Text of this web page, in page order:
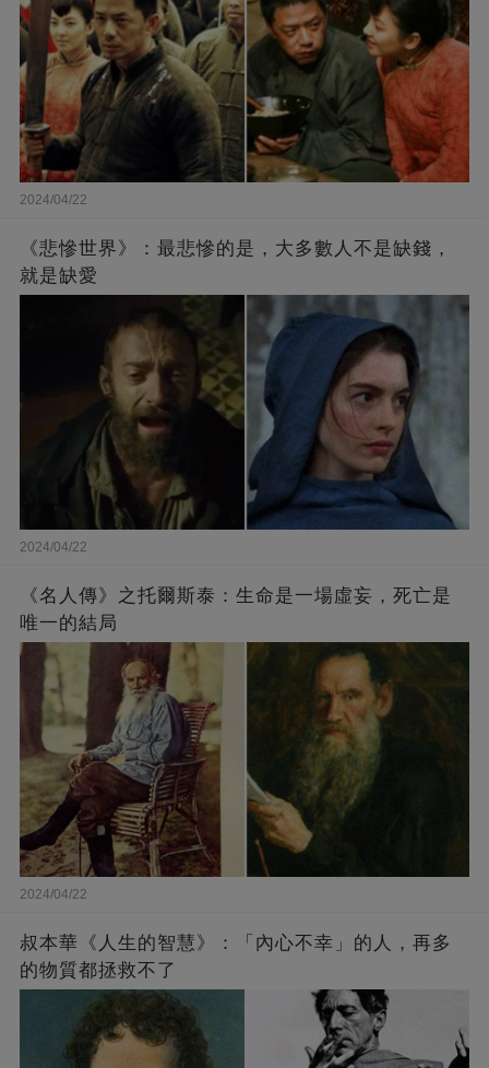
2024/04/22
《悲慘世界》：最悲慘的是，大多數人不是缺錢，
就是缺愛
2024/04/22
《名人傳》之托爾斯泰：生命是一場虛妄，死亡是
唯一的結局
2024/04/22
叔本華《人生的智慧》：「內心不幸」的人，再多
的物質都拯救不了